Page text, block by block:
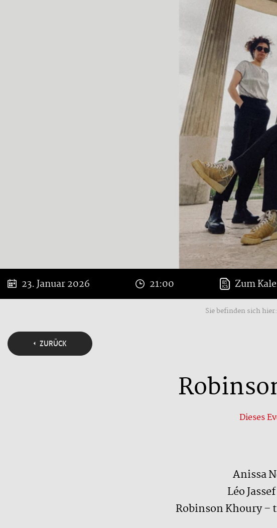
23. Januar 2026 21:00 Zum
Sie befinden sich hier:
ZURÜCK
Dieses
Anissa
Léo
Robinson Khoury –